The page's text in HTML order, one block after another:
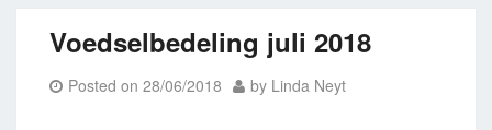
Voedselbedeling juli 2018
Posted on 28/06/2018 by Linda Neyt